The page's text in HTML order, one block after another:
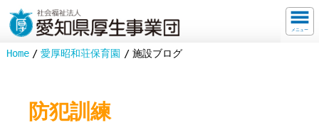
メニュー
Home 愛厚昭和荘保育園 施設ブログ
防犯訓練